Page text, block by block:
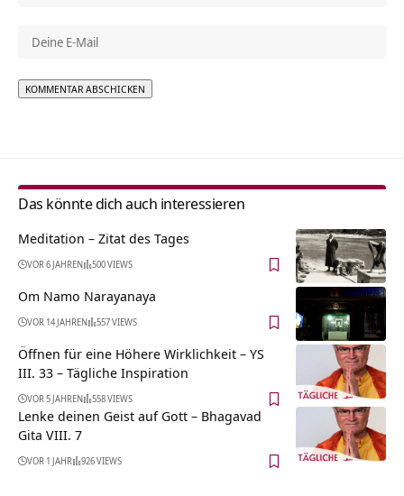
Das könnte dich auch interessieren
Meditation – Zitat des Tages
VOR 6 JAHREN 500 VIEWS
Om Namo Narayanaya
VOR 14 JAHREN 557 VIEWS
Öffnen für eine Höhere Wirklichkeit – YS
III. 33 – Tägliche Inspiration
VOR 5 JAHREN 558 VIEWS
Lenke deinen Geist auf Gott – Bhagavad
Gita VIII. 7
VOR 1 JAHR 926 VIEWS